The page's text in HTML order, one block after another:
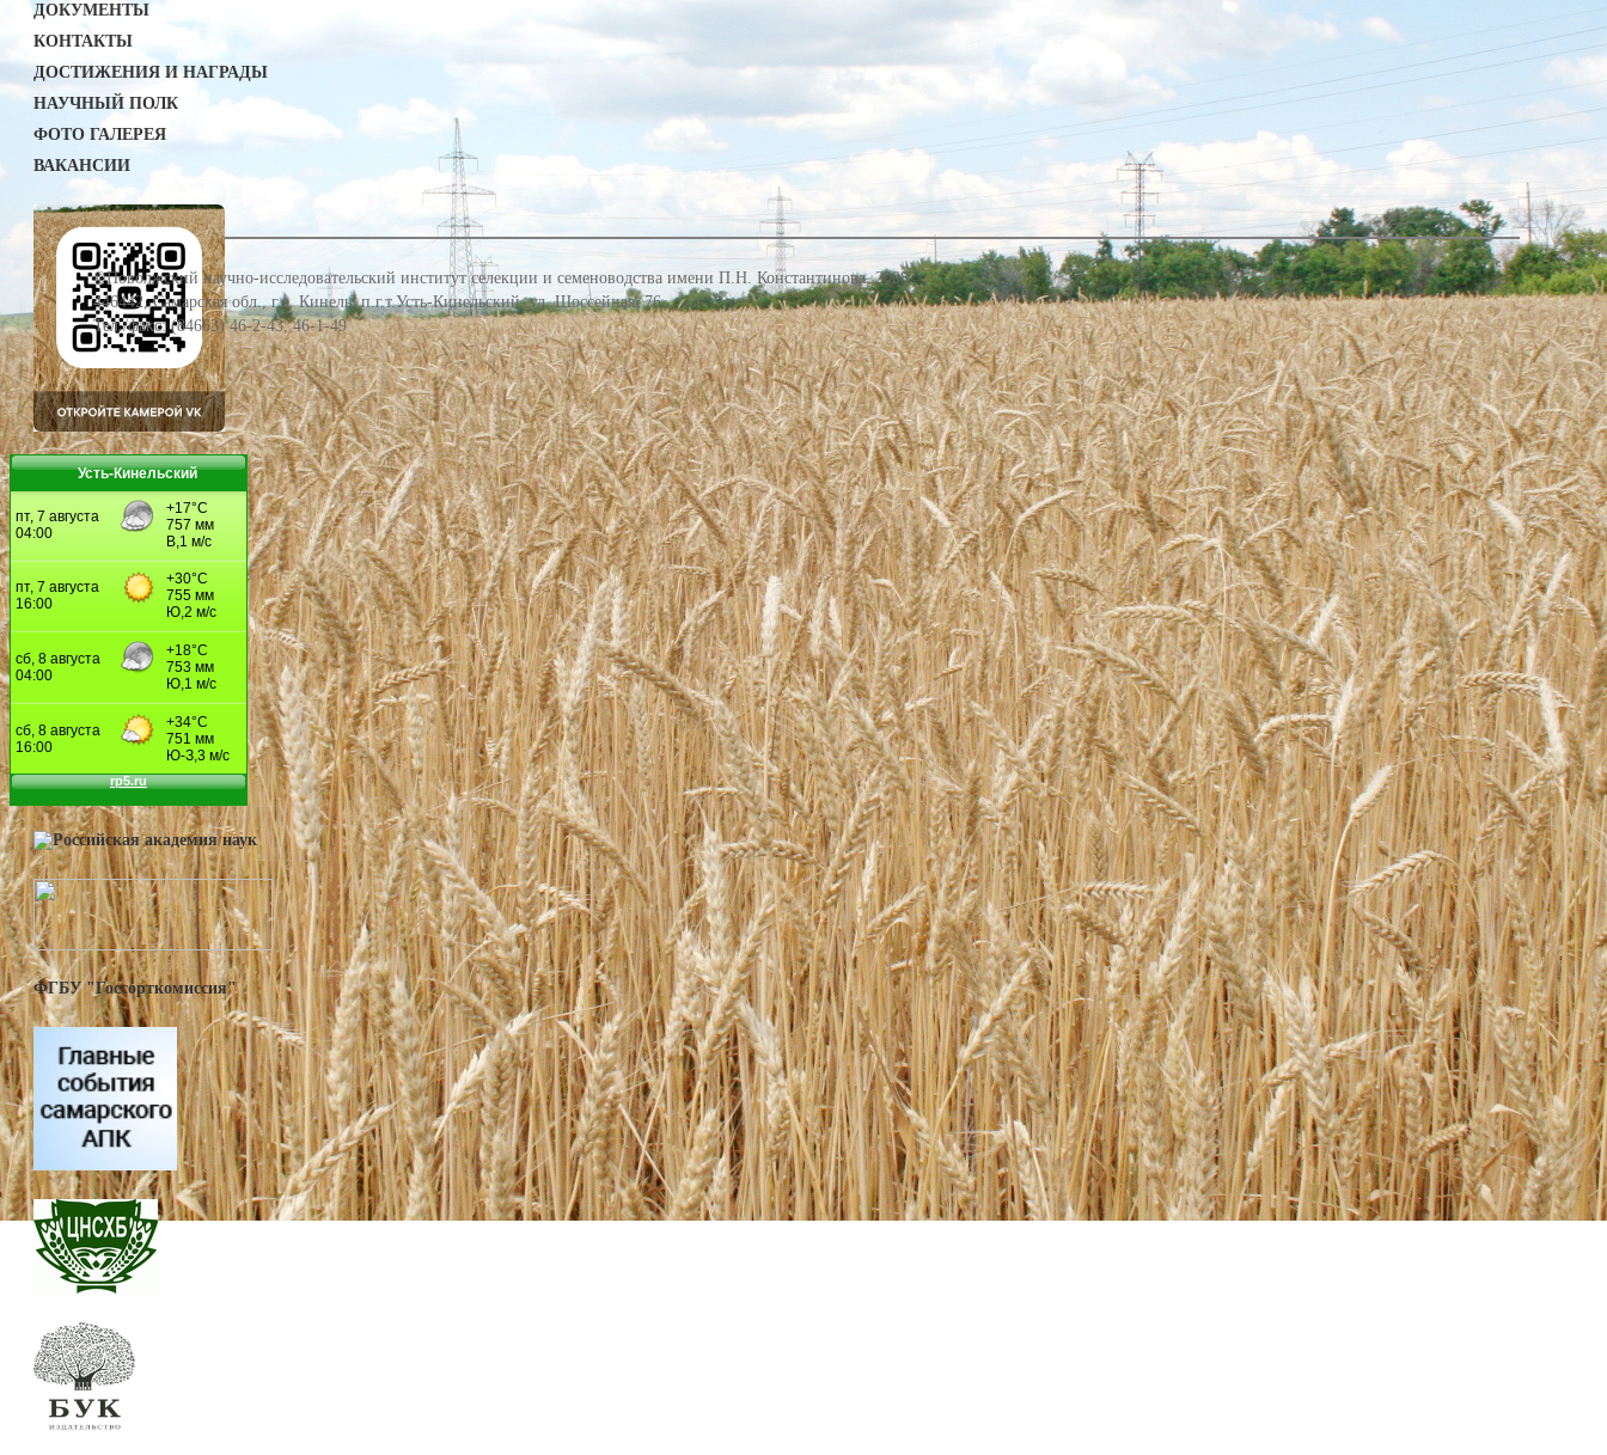
ДОКУМЕНТЫ
КОНТАКТЫ
ДОСТИЖЕНИЯ И НАГРАДЫ
НАУЧНЫЙ ПОЛК
ФОТО ГАЛЕРЕЯ
ВАКАНСИИ
Усть-Кинельский
ФГБУ "Госсорткомиссия"
©Поволжский научно-исследовательский институт селекции и семеноводства имени П.Н. Константинова, 2008
446442, Самарская обл., г.о. Кинель, п.г.т.Усть-Кинельский, ул. Шоссейная, 76
Тел./факс: (84663) 46-2-43, 46-1-49